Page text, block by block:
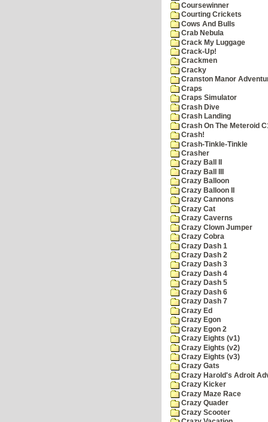
Coursewinner
Courting Crickets
Cows And Bulls
Crab Nebula
Crack My Luggage
Crack-Up!
Crackmen
Cracky
Cranston Manor
Craps
Craps Simulator
Crash Dive
Crash Landing
Crash On The Meteroid
Crash!
Crash-Tinkle-Tinkle
Crasher
Crazy Ball II
Crazy Ball III
Crazy Balloon
Crazy Balloon II
Crazy Cannons
Crazy Cat
Crazy Caverns
Crazy Clown Jumper
Crazy Cobra
Crazy Dash 1
Crazy Dash 2
Crazy Dash 3
Crazy Dash 4
Crazy Dash 5
Crazy Dash 6
Crazy Dash 7
Crazy Ed
Crazy Egon
Crazy Egon 2
Crazy Eights (v1)
Crazy Eights (v2)
Crazy Eights (v3)
Crazy Gats
Crazy Harold's Adroit
Crazy Kicker
Crazy Maze Race
Crazy Quader
Crazy Scooter